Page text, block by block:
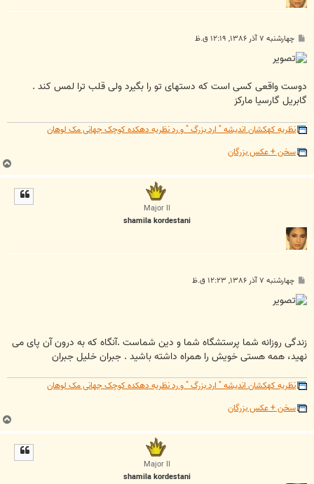
پ
ت
چهارشنبه ۷ آذر ۱۳۸۶, ۱۲:۱۹ ق.ظ
دوست واقعی کسی است که دستهای تو را بگیرد ولی قلب ترا لمس کند .
گابريل گارسيا مارکز
نظریه کهکشان اندیشه " ارد بزرگ " و رد نظریه دهکده کوچک جهانی مک لوهان
سخن + عکس بزرگان
ب
ا
Major II
shamila kordestani
پ
ت
چهارشنبه ۷ آذر ۱۳۸۶, ۱۲:۲۳ ق.ظ
زندگی روزانه شما پرستشگاه شما و دين شماست .آنگاه كه به درون آن پای می
نهيد، همه هستی خويش را همراه داشته باشيد . جبران خلیل جبران
نظریه کهکشان اندیشه " ارد بزرگ " و رد نظریه دهکده کوچک جهانی مک لوهان
سخن + عکس بزرگان
ب
ا
Major II
shamila kordestani